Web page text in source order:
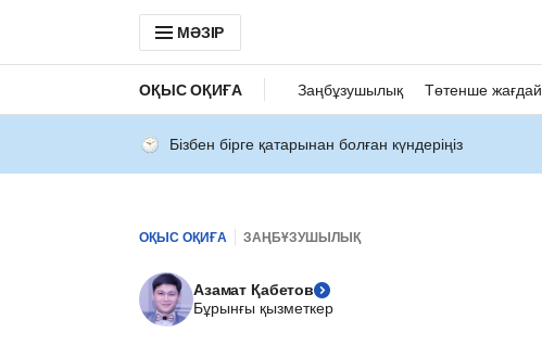
МӘЗІР
ОҚЫС ОҚИҒА Заңбұзушылық Төтенше жағдай
Бізбен бірге қатарынан болған күндеріңіз
ОҚЫС ОҚИҒА ЗАҢБҰЗУШЫЛЫҚ
Азамат Қабетов
Бұрынғы қызметкер